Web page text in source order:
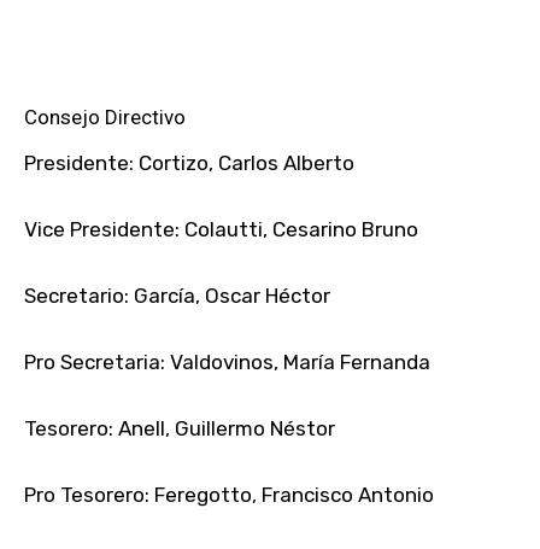
Consejo Directivo
Presidente: Cortizo, Carlos Alberto
Vice Presidente: Colautti, Cesarino Bruno
Secretario: García, Oscar Héctor
Pro Secretaria: Valdovinos, María Fernanda
Tesorero: Anell, Guillermo Néstor
Pro Tesorero: Feregotto, Francisco Antonio